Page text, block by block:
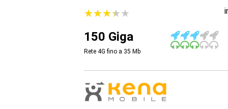
★★★★★
★★★★★
150 Giga
Rete 4G fino a 35 Mb